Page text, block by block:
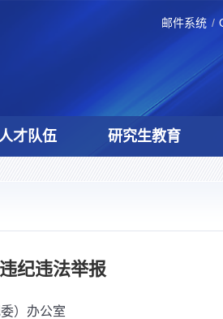
邮件系统
才队伍 研究生教育
违纪违法举报
）办公室